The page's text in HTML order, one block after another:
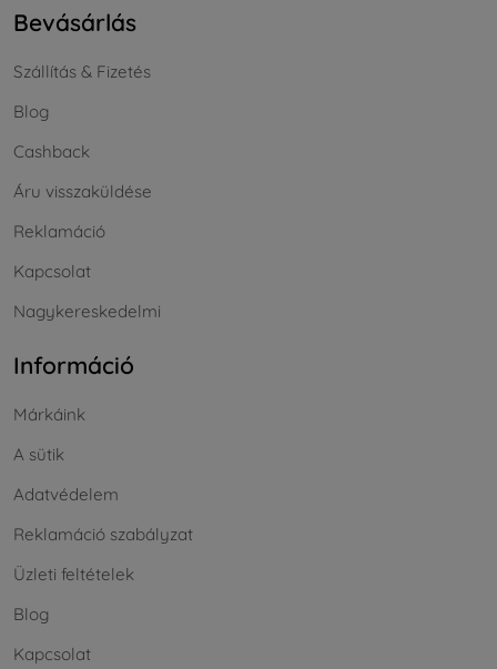
Bevásárlás
Szállítás & Fizetés
Blog
Cashback
Áru visszaküldése
Reklamáció
Kapcsolat
Nagykereskedelmi
Információ
Márkáink
A sütik
Adatvédelem
Reklamáció szabályzat
Üzleti feltételek
Blog
Kapcsolat